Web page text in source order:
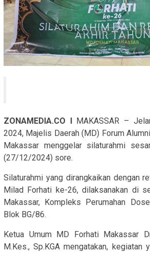
ZONAMEDIA.CO I MAKASSAR –
2024, Majelis Daerah (MD) Forum
Makassar menggelar silaturahmi
(27/12/2024) sore.
Silaturahmi yang dirangkaikan dengan
Milad Forhati ke-26, dilaksanakan di
Makassar, Kompleks Perumahan
Blok BG/86.
Ketua Umum MD Forhati Makassar
M.Kes., Sp.KGA mengatakan, kegiatan